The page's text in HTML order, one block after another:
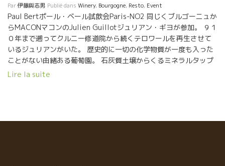
Par伊藤與志男 Publié dans Winery, Bourgogne, Resto, Event
Paul Bertポール・ベール試飲会Paris-NO2 同じくブルゴーニュか
らMACONマコンのJulien Guillotジュリアン・ギヨが参加。 ９１
０年まで遡ってクルニー修道院から続くテロワールを再生させて
いるジュリアンがいた。 歴史的に一切の化学物質が一度も入った
ことがない由緒ある葡萄園。 石灰質土壌からくるミネラルタップ
リの美味しいワインを醸すジュリアン。 ジュリアンは二つの
Lire la suite